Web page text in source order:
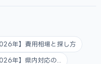
年】費用相場と探し方
年】県内対応の...